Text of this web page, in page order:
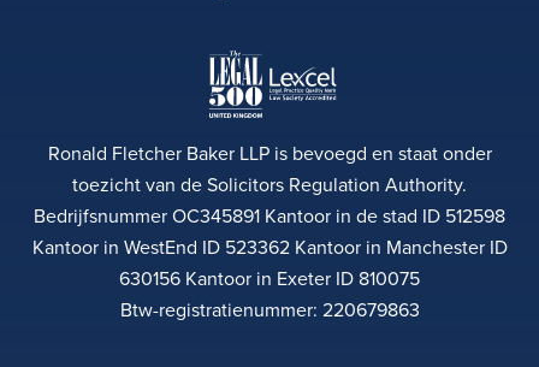
Ronald Fletcher Baker LLP is bevoegd en staat onder
toezicht van de Solicitors Regulation Authority.
Bedrijfsnummer OC345891 Kantoor in de stad ID 512598
Kantoor in WestEnd ID 523362 Kantoor in Manchester ID
630156 Kantoor in Exeter ID 810075
Btw-registratienummer: 220679863